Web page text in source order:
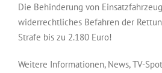
Die Behinderung von
widerrechtliches Befahren der
Strafe bis zu 2.180 Euro!
Weitere Informationen, News, TV-